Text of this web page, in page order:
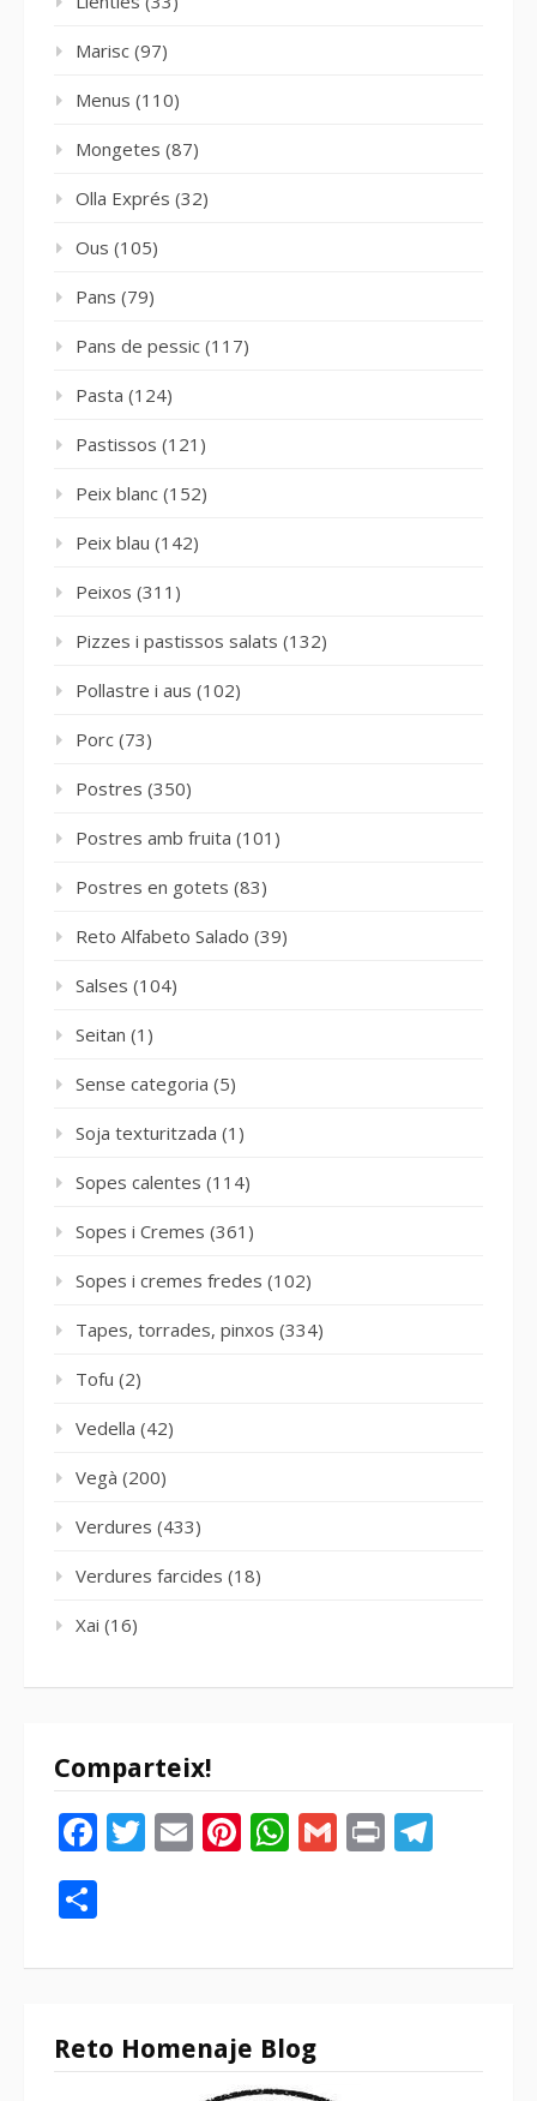
Marisc (97)
Menus (110)
Mongetes (87)
Olla Exprés (32)
Ous (105)
Pans (79)
Pans de pessic (117)
Pasta (124)
Pastissos (121)
Peix blanc (152)
Peix blau (142)
Peixos (311)
Pizzes i pastissos salats (132)
Pollastre i aus (102)
Porc (73)
Postres (350)
Postres amb fruita (101)
Postres en gotets (83)
Reto Alfabeto Salado (39)
Salses (104)
Seitan (1)
Sense categoria (5)
Soja texturitzada (1)
Sopes calentes (114)
Sopes i Cremes (361)
Sopes i cremes fredes (102)
Tapes, torrades, pinxos (334)
Tofu (2)
Vedella (42)
Vegà (200)
Verdures (433)
Verdures farcides (18)
Xai (16)
Comparteix!
Facebook
Twitter
EmailPinterest
WhatsApp
Gmail
Print
Reto Homenaje Blog